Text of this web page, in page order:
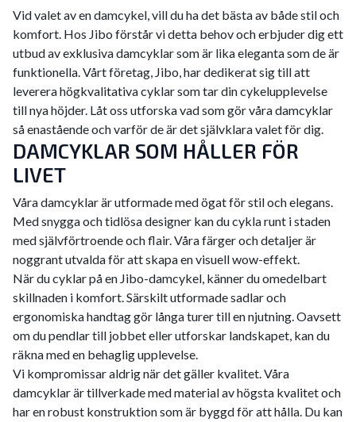
Vid valet av en damcykel, vill du ha det bästa av både stil och
komfort. Hos Jibo förstår vi detta behov och erbjuder dig ett
utbud av exklusiva damcyklar som är lika eleganta som de är
funktionella. Vårt företag, Jibo, har dedikerat sig till att
leverera högkvalitativa cyklar som tar din cykelupplevelse
till nya höjder. Låt oss utforska vad som gör våra damcyklar
så enastående och varför de är det självklara valet för dig.
DAMCYKLAR SOM HÅLLER FÖR
LIVET
Våra damcyklar är utformade med ögat för stil och elegans.
Med snygga och tidlösa designer kan du cykla runt i staden
med självförtroende och flair. Våra färger och detaljer är
noggrant utvalda för att skapa en visuell wow-effekt.
När du cyklar på en Jibo-damcykel, känner du omedelbart
skillnaden i komfort. Särskilt utformade sadlar och
ergonomiska handtag gör långa turer till en njutning. Oavsett
om du pendlar till jobbet eller utforskar landskapet, kan du
räkna med en behaglig upplevelse.
Vi kompromissar aldrig när det gäller kvalitet. Våra
damcyklar är tillverkade med material av högsta kvalitet och
har en robust konstruktion som är byggd för att hålla. Du kan